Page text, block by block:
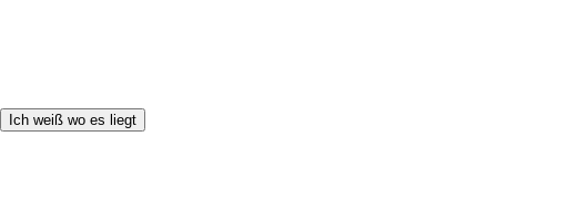
Ich weiß wo es liegt